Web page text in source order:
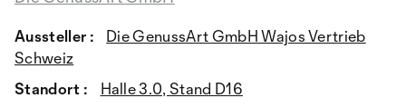
Aussteller :
Die GenussArt GmbH Wajos Vertrieb
Schweiz
Standort :
Halle 3.0, Stand D16